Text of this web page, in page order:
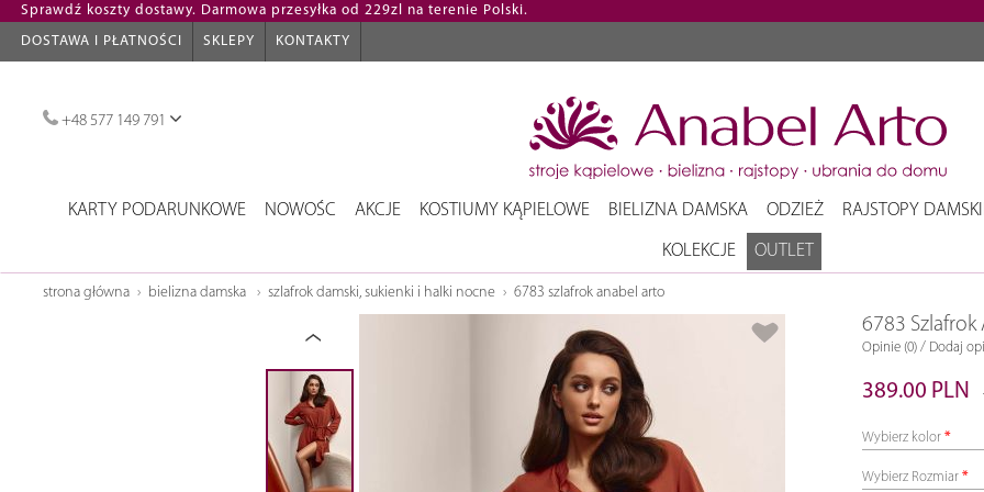
Sprawdź koszty dostawy. Darmowa przesyłka od 229zl na terenie Polski.
DOSTAWA I PŁATNOŚCI SKLEPY KONTAKTY
+48 577 149 791
KARTY PODARUNKOWE NOWOŚC AKCJE KOSTIUMY KĄPIELOWE BIELIZNA DAMSKA ODZIEŻ RAJSTOPY
KOLEKCJE OUTLET
strona główna bielizna damska szlafrok damski, sukienki i halki nocne 6783 szlafrok anabel arto
6783
Opinie (0)/ Dodaj
389.00 PLN
Wybierz kolor
Wybierz Rozmiar